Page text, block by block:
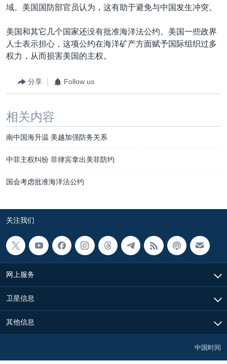
域。美国国防部官员认为，这有助于避免与中国发生冲突。
美国和其它几个国家还没有批准海洋法公约。美国一些政界
人士表示担心，这项公约在海洋矿产方面赋予国际组织过多
权力，从而损害美国的主权。
分享 Follow us
相关内容
南中国海升温 美越加强防务关系
中菲主权纠纷 菲律宾拿出美菲防约
国会考虑批准海洋法公约
关注我们
网上服务
卫星信息
其他信息
中国时间